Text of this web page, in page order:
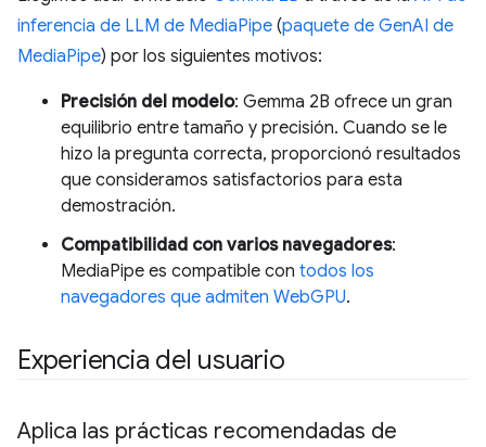
inferencia de LLM de MediaPipe (paquete de GenAI de
MediaPipe) por los siguientes motivos:
Precisión del modelo: Gemma 2B ofrece un gran
equilibrio entre tamaño y precisión. Cuando se le
hizo la pregunta correcta, proporcionó resultados
que consideramos satisfactorios para esta
demostración.
Compatibilidad con varios navegadores:
MediaPipe es compatible con todos los
navegadores que admiten WebGPU.
Experiencia del usuario
Aplica las prácticas recomendadas de